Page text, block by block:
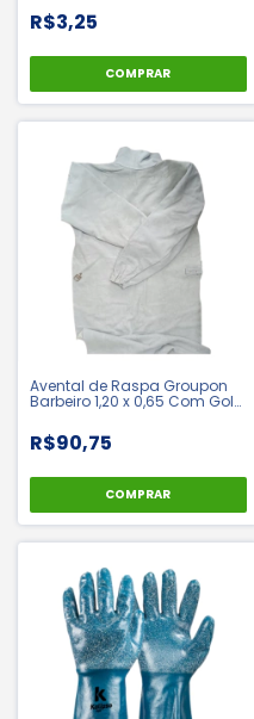
R$3,25
COMPRAR
Avental de Raspa Groupon
Barbeiro 1,20 x 0,65 Com Gola
R$90,75
COMPRAR